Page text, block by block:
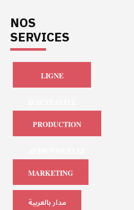
NOS
SERVICES
LIGNE
PRODUCTION
MARKETING
مدار بالعربية